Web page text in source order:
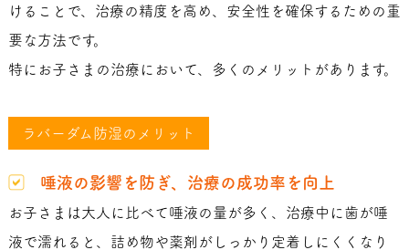
けることで、治療の精度を高め、安全性を確保するための重
要な方法です。
特にお子さまの治療において、多くのメリットがあります。
ラバーダム防湿のメリット
唾液の影響を防ぎ、治療の成功率を向上
お子さまは大人に比べて唾液の量が多く、治療中に歯が唾
液で濡れると、詰め物や薬剤がしっかり定着しにくくなり